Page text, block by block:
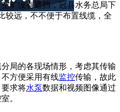
旷没有遮挡，冠县水务总局下
较远，不不便于布置线缆，全
局的各现场情形，考虑其传输
方便采用有线监控传输，故此
求将水泵数据和视频图像通过
。